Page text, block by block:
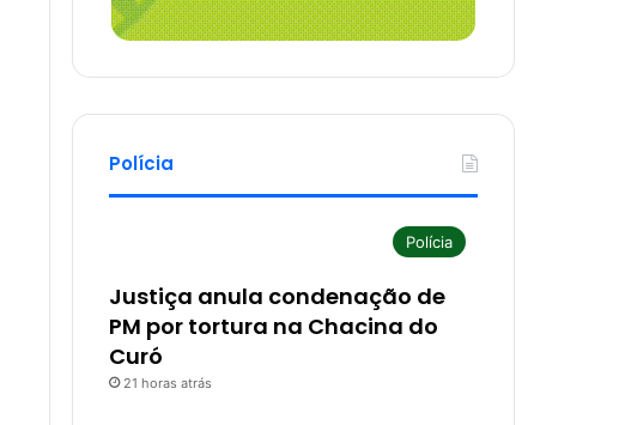
Polícia
Polícia
Justiça anula condenação de
PM por tortura na Chacina do
Curó
21 horas atrás